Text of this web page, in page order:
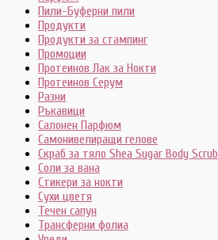
Пили-Буферни пили
Продукти
Продукти за стампинг
Промоции
Протеинов Лак за Нокти
Протеинов Серум
Разни
Ръкавици
Салонен Парфюм
Самонивелиращи гелове
Скраб за тяло Shea Sugar Body Scrub
Соли за вана
Стикери за нокти
Сухи цветя
Течен сапун
Трансферни фолиа